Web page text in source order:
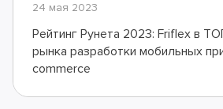
24 мая 2023
Рейтинг Рунета 2023: Friflex в
рынка разработки мобильных
commerce